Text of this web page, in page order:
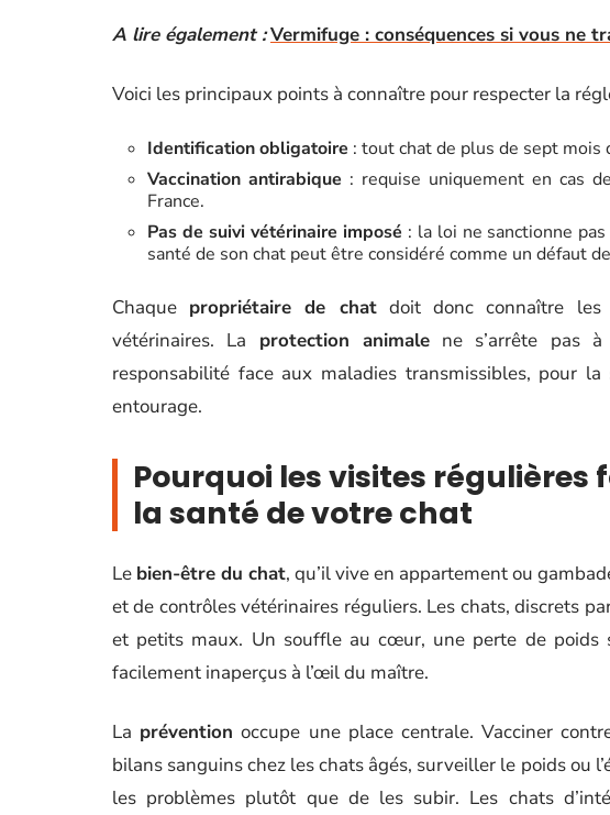
A lire également :Vermifuge : conséquences si vous ne
Voici les principaux points à connaître pour respecter la
Identification obligatoire : tout chat de plus de sept
Vaccination antirabique : requise uniquement en cas
France.
Pas de suivi vétérinaire imposé : la loi ne sanctionne
santé de son chat peut être considéré comme un défaut
Chaque propriétaire de chatdoit donc connaître les
vétérinaires. La protection animalene s’arrête pas
responsabilité face aux maladies transmissibles, pour
entourage.
Pourquoi les visites
la santé de votre chat
Le bien-être du chat, qu’il vive en appartement ou
et de contrôles vétérinaires réguliers. Les chats, discrets
et petits maux. Un souffle au cœur, une perte de poids
facilement inaperçus à l’œil du maître.
La prévention occupe une place centrale. Vacciner
bilans sanguins chez les chats âgés, surveiller le poids ou
les problèmes plutôt que de les subir. Les chats